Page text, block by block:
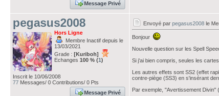
Message Privé
pegasus2008
Hors Ligne
Membre Inactif depuis le
13/03/2021
Grade : [Kuriboh]
Echanges 100 % (1)
Inscrit le 10/06/2008
77 Messages/ 0 Contributions/ 0 Pts
Message Privé
Envoyé par pegasus2008 le
Bonjour
Nouvelle question sur les Spell
Si j'ai bien compris, seules les
Les autres effets sont SS2 (effet
contre-piège (SS3) en s'insérant
Par exemple, "Avertissement Divin"